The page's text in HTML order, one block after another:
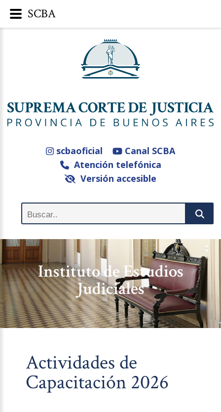
scbaoficial
Canal SCBA
Atención telefónica
Versión accesible
Instituto de Estudios
Judiciales
Actividades de
Capacitación 2026
SCBA